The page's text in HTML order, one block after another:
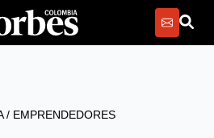
/ EMPRENDEDORES